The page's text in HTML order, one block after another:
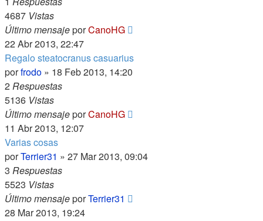
4687 Vistas
Último mensajeporCanoHG
22 Abr 2013, 22:47
Regalo steatocranus casuarius
porfrodo » 18 Feb 2013, 14:20
2Respuestas
5136 Vistas
Último mensajeporCanoHG
11 Abr 2013, 12:07
Varias cosas
porTerrier31 » 27 Mar 2013, 09:04
3 Respuestas
5523 Vistas
Último mensajeporTerrier31
28 Mar 2013, 19:24